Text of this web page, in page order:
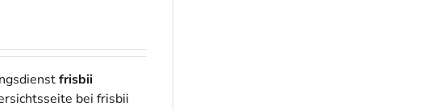
frisbii
bei frisbii